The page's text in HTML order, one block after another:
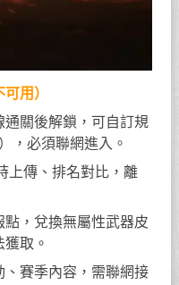
用）
通關後解鎖，可自訂規
，必須聯網進入。
上傳、排名對比，離
，兌換無屬性武器皮
取。
賽季內容，需聯網接